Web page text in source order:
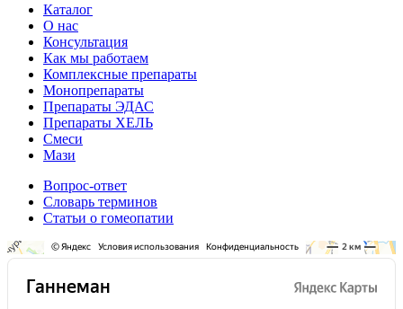
Каталог
О нас
Консультация
Как мы работаем
Комплексные препараты
Монопрепараты
Препараты ЭДАС
Препараты ХЕЛЬ
Смеси
Мази
Вопрос-ответ
Словарь терминов
Статьи о гомеопатии